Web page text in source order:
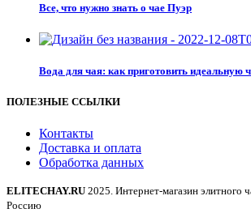
Все, что нужно знать о чае Пуэр
Вода для чая: как приготовить идеальную
ПОЛЕЗНЫЕ ССЫЛКИ
Контакты
Доставка и оплата
Обработка данных
ELITECHAY.RU 2025. Интернет-магазин элитного
Россию